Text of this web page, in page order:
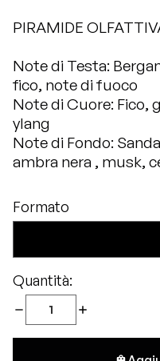
PIRAMIDE
Note di Testa:
fico, note di fuoco
Note di Cuore: Fico,
ylang
Note di Fondo:
ambra nera , musk,
Formato
Quantità: